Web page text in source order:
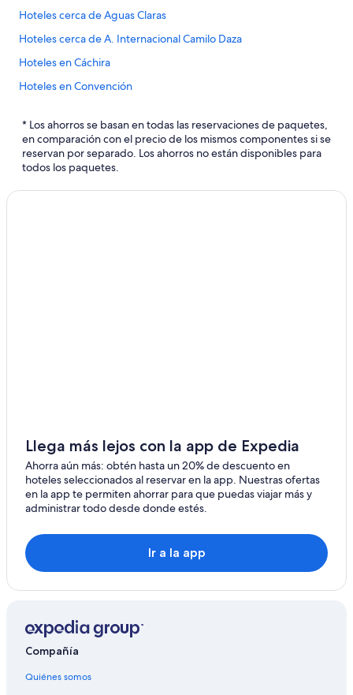
Hoteles cerca de Aguas Claras
Hoteles cerca de A. Internacional Camilo Daza
Hoteles en Cáchira
Hoteles en Convención
Hoteles en Teorama
Hoteles en La Esperanza
* Los ahorros se basan en todas las reservaciones de paquetes,
en comparación con el precio de los mismos componentes si se
reservan por separado. Los ahorros no están disponibles para
todos los paquetes.
Llega más lejos con la app de Expedia
Ahorra aún más: obtén hasta un 20% de descuento en
hoteles seleccionados al reservar en la app. Nuestras ofertas
en la app te permiten ahorrar para que puedas viajar más y
administrar todo desde donde estés.
Ir a la app
Compañía
Quiénes somos